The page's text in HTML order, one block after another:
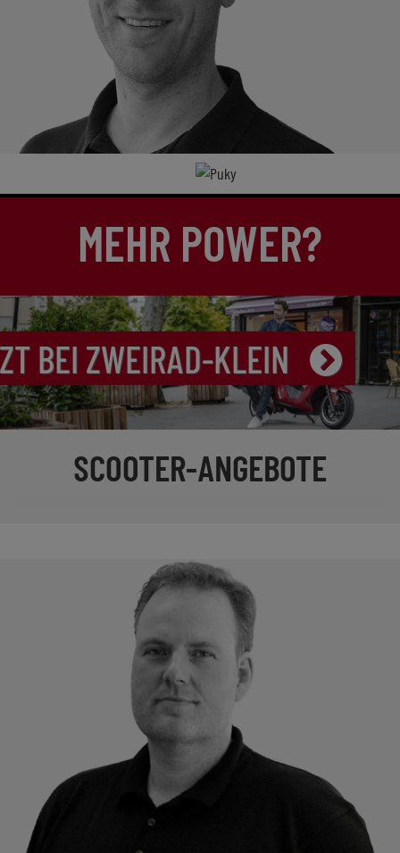
MEHR POWER?
BEI ZWEIRAD-KLEIN
SCOOTER-ANGEBOTE